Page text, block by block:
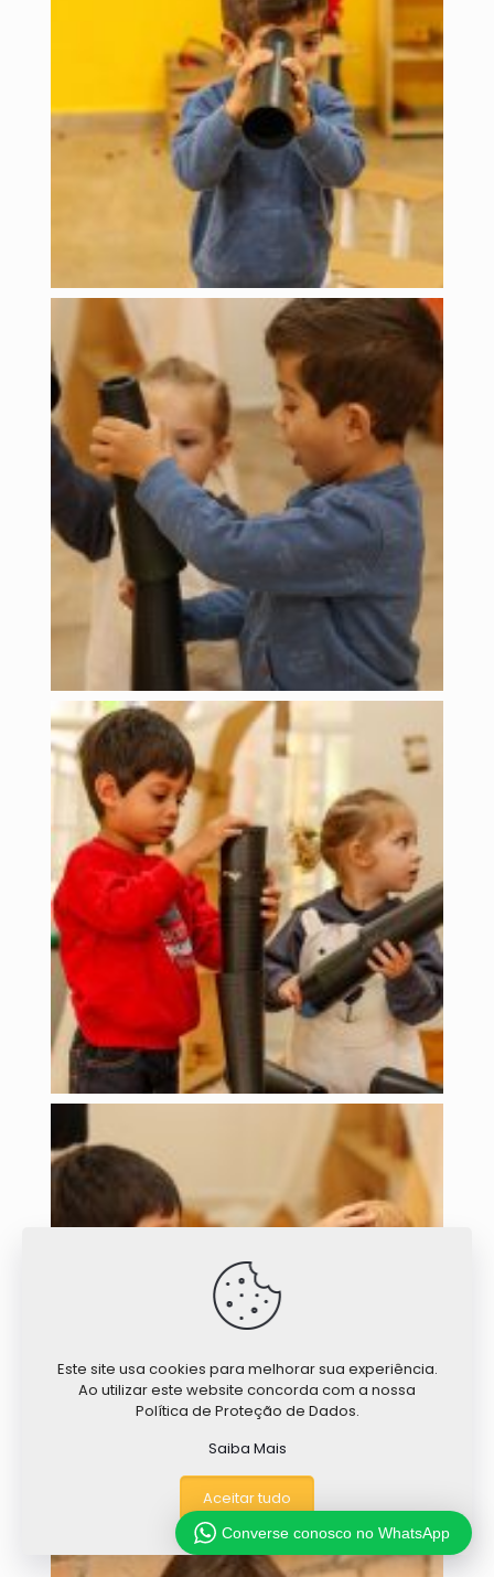
Este site usa cookies para melhorar sua experiência.
Ao utilizar este website concorda com a nossa
Política de Proteção de Dados.
Saiba Mais
Aceitar tudo
Converse conosco no WhatsApp